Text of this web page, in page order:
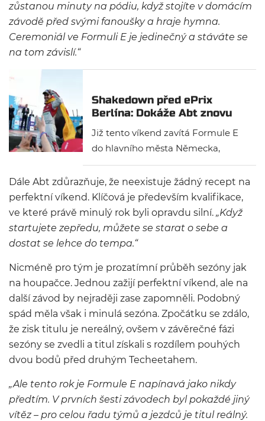
zůstanou minuty na pódiu, když stojíte v domácím
závodě před svými fanoušky a hraje hymna.
Ceremoniál ve Formuli E je jedinečný a stáváte se
na tom závislí.“
Shakedown před ePrix
Berlína: Dokáže Abt znovu
Již tento víkend zavítá Formule E
do hlavního města Německa,
Berlína. Bude se z vítězství opět
radovat některý z domácích
jezdců?
Dále Abt zdůrazňuje, že neexistuje žádný recept na
perfektní víkend. Klíčová je především kvalifikace,
ve které právě minulý rok byli opravdu silní. „Když
startujete zepředu, můžete se starat o sebe a
dostat se lehce do tempa.“
Nicméně pro tým je prozatímní průběh sezóny jak
na houpačce. Jednou zažijí perfektní víkend, ale na
další závod by nejraději zase zapomněli. Podobný
spád měla však i minulá sezóna. Zpočátku se zdálo,
že zisk titulu je nereálný, ovšem v závěrečné fázi
sezóny se zvedli a titul získali s rozdílem pouhých
dvou bodů před druhým Techeetahem.
„Ale tento rok je Formule E napínavá jako nikdy
předtím. V prvních šesti závodech byl pokaždé jiný
vítěz – pro celou řadu týmů a jezdců je titul reálný.